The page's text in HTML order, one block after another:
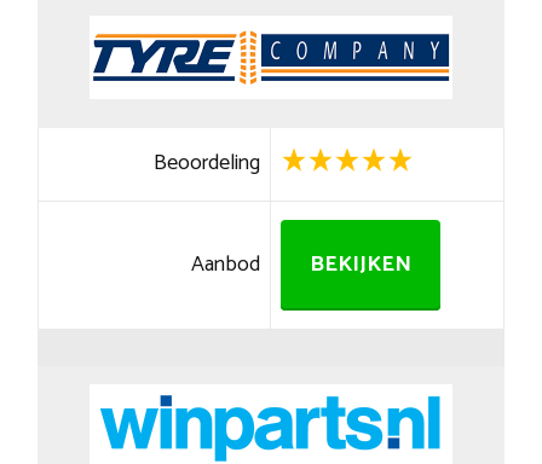
Beoordeling
Aanbod BEKIJKEN